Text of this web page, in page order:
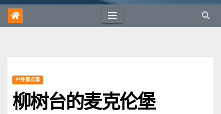
户外那点事
柳树台的麦克伦堡